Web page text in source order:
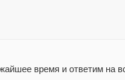
время и ответим на